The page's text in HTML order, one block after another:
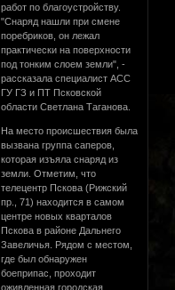
работ по благоустройству.
"Снаряд нашли при смене
поребриков, он лежал
практически на поверхности
под тонким слоем земли", -
рассказала специалист АСС
ГУ ГЗ и ПТ Псковской
области Светлана Таганова.
На место происшествия была
вызвана группа саперов,
которая изъяла снаряд из
земли. Отметим, что
телецентр Пскова (Рижский
пр., 71) находится в самом
центре новых кварталов
Пскова в районе Дальнего
Завеличья. Рядом с местом,
где был обнаружен
боеприпас, проходит
оживленная городская